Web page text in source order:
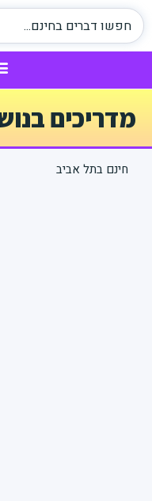
מדריכים
חינם בתל אביב